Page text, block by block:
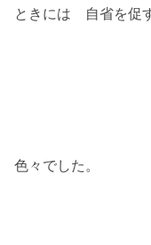
ときには 自省を促
色々でした。